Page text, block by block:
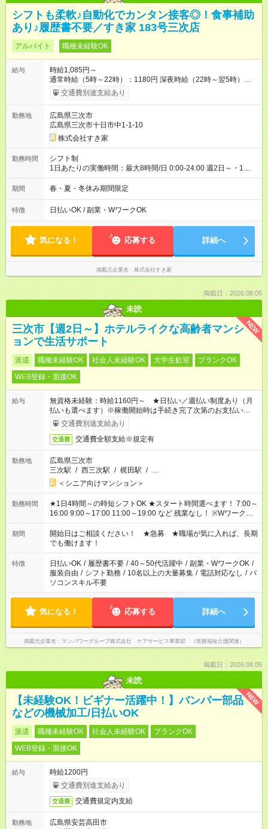
シフトも柔軟♪自動化でカンタン接客◎！食事補助
あり♪履歴書不要／すき家 183号三次店
アルバイト 職種未経験OK
給与
時給1,085円～
通常時給（5時～22時）：1180円 深夜時給（22時～翌5時）：
1600円 高校生時給：1085円 【特別手当】早朝手当（5：00-9：
00）時給+150円 【試用期間】試用期間あり 試用期間の長さ：1
30日（※条件変更なし）ですが、切り上げで一ヶ月とさせてい
ただきます。 研修制度あり：15時間(研修中も同時給）
交通費別途支給あり
勤務地
広島県三次市
広島県三次市十日市中1-1-10
株式会社すき家
勤務時間
シフト制
1日あたりの実働時間：最大8時間/日 0:00-24:00 週2日～・1日
2h～OK ＜シフト例＞ 〇朝帯 5:00-9:00 〇昼帯 9:00-14:00 〇午
後帯 14:00-18:00 〇夜帯 18:00-22:00 〇深夜帯 22:00-翌5:00 基
ます♪
期間 春・夏・冬休み期間限定
特徴 日払いOK / 副業・WワークOK
気になる！ 応募する 詳細へ
掲載元企業名 株式会社すき家
掲載日：2026.08.05
未読
NEW
三次市【週2日～】ホテルライクな高齢者マンシ
ョンで生活サポート
派遣 職種未経験OK 社会人未経験OK 大学生歓迎
ブランクOK
WEB登録・面接OK
給与
無資格未経験：時給1160円～ ★日払い／週払い制度あり（月
払いも選べます）※稼働開始時は手続き完了次第のお支払いとな
ります。
交通費別途支給あり
交通費 交通費全額支給※規定有
勤務地
広島県三次市
三次駅 / 西三次駅 / 梶田駅 / …
＜シニア向けマンション＞
勤務時間
★1日4時間～の時短シフトOK ★スタート時間選べます！ 7:00～
16:00 9:00～17:00 11:00～19:00 など 残業なし！ ※Wワークの
場合、他のお仕事と合わせ週40時間超の就業はご案内できませ
ん ※法令に基づき、週20時間以上勤務は社会保険への加入対象
となります ※労働者派遣法（日雇い派遣の原則禁止）により、
短時間・短期間の就業はご案内が難しい場合があります
期間
開始日はご相談ください！ ★急募 ★職場が気に入れば、長期
でも働けます！
特徴 日払いOK / 履歴書不要 / 40～50代活躍中 / 副業・WワークOK /
服装自由 / シフト勤務 / 10名以上の大量募集 / 電話対応なし / パ
ソコンスキル不要
気になる！ 応募する 詳細へ
掲載元企業名 マンパワーグループ株式会社 ケアサービス事業部 （医療福祉介護関連）
掲載日：2026.08.05
未読
NEW
【未経験OK！ビギナー活躍中！】バンパー部品
などの機械加工/日払いOK
派遣 職種未経験OK 社会人未経験OK
ブランクOK
WEB登録・面接OK
給与
時給1200円
交通費別途支給あり
交通費 交通費規定内支給
勤務地
広島県安芸高田市